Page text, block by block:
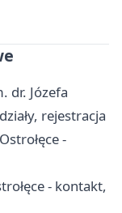
dr. Józefa
rejestracja
-
- kontakt,